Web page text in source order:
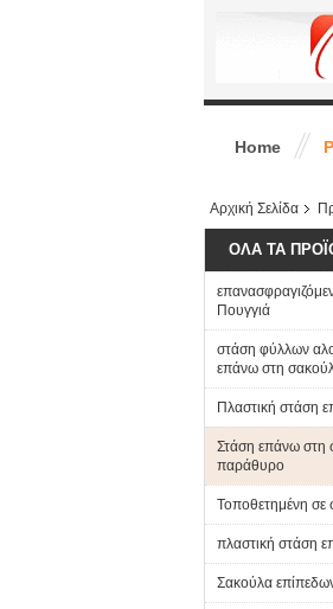
Home
Αρχική Σελίδα
ΌΛΑ ΤΑ
Πουγγιά
στάση φύλλων
επάνω στη
Πλαστική στάση
Στάση επάνω στη
παράθυρο
Τοποθετημένη
πλαστική στάση
Σακούλα